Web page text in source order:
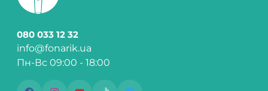
080 033 12 32
info@fonarik.ua
Пн-Вс 09:00 - 18:00